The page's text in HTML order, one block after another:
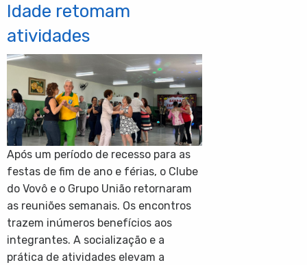
Idade retomam
atividades
Após um período de recesso para as
festas de fim de ano e férias, o Clube
do Vovô e o Grupo União retornaram
as reuniões semanais. Os encontros
trazem inúmeros benefícios aos
integrantes. A socialização e a
prática de atividades elevam a